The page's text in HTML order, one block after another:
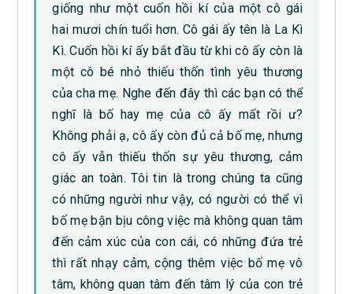
giống như một cuốn hồi kí của một cô gái
hai mươi chín tuổi hơn. Cô gái ấy tên là La Kì
Kì. Cuốn hồi kí ấy bắt đầu từ khi cô ấy còn là
một cô bé nhỏ thiếu thốn tình yêu thương
của cha mẹ. Nghe đến đây thì các bạn có thể
nghĩ là bố hay mẹ của cô ấy mất rồi ư?
Không phải ạ, cô ấy còn đủ cả bố mẹ, nhưng
cô ấy vẫn thiếu thốn sự yêu thương, cảm
giác an toàn. Tôi tin là trong chúng ta cũng
có những người như vậy, có người có thể vì
bố mẹ bận bịu công việc mà không quan tâm
đến cảm xúc của con cái, có những đứa trẻ
thì rất nhạy cảm, cộng thêm việc bố mẹ vô
tâm, không quan tâm đến tâm lý của con trẻ